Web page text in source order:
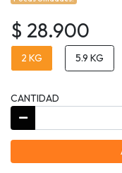
$ 28.900
2 KG 5.9 KG
CANTIDAD